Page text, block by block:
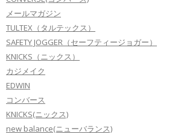
メールマガジン
TULTEX（タルテックス）
SAFETY JOGGER（セーフティージョガー）
KNICKS（ニックス）
カジメイク
EDWIN
コンバース
KNICKS(ニックス)
new balance(ニューバランス)